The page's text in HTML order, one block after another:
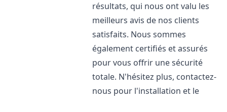
résultats, qui nous ont valu les
meilleurs avis de nos clients
satisfaits. Nous sommes
également certifiés et assurés
pour vous offrir une sécurité
totale. N'hésitez plus, contactez-
nous pour l'installation et le